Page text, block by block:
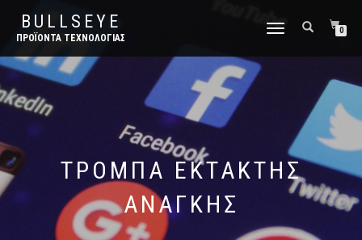
BULLSEYE
ΠΡΟΪΌΝΤΑ ΤΕΧΝΟΛΟΓΊΑΣ
ΕΝΑΛΛΑΓΉ
0
ΤΡΌΜΠΑ ΈΚΤΑΚΤΗΣ
ΑΝΆΓΚΗΣ